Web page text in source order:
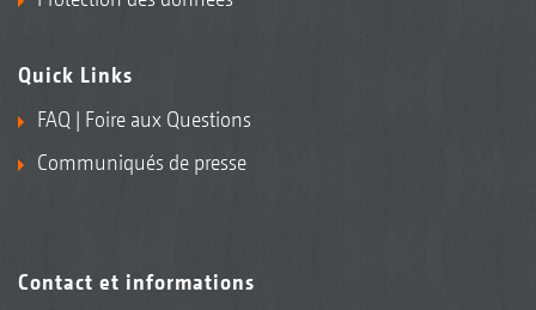
Quick Links
FAQ | Foire aux Questions
Communiqués de presse
Contact et informations